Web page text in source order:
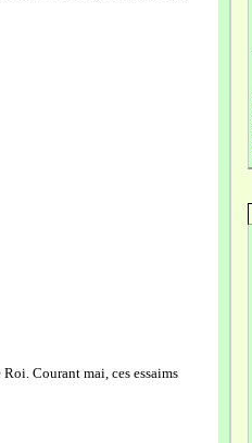
Courant mai, ces essaims